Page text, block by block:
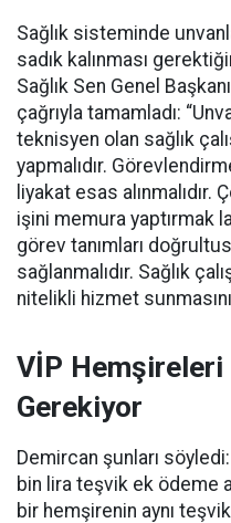
Sağlık sisteminde
sadık kalınması
Sağlık Sen Genel
çağrıyla tamamladı:
teknisyen olan sağlık
yapmalıdır.
liyakat esas
işini memura yaptırmak
görev tanımları
sağlanmalıdır. Sağlık
nitelikli hizmet
VİP Hemşireleri
Gerekiyor
Demircan şunları
bin lira teşvik ek ödeme
bir hemşirenin aynı